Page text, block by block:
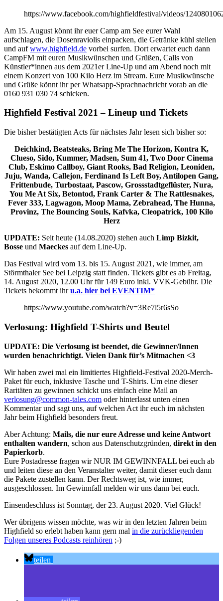
https://www.facebook.com/highfieldfestival/videos/
Am 15. August könnt ihr euer Camp am See eurer Wahl
aufschlagen, die Dosenraviolis einpacken, die Getränke kühl stellen
und aufwww.highfield.de vorbei surfen. Dort erwartet euch dann
CampFM mit euren Musikwünschen und Grüßen, Calls von
Künstler*innen aus dem 2021er Line-Up und am Abend noch mit
einem Konzert von 100 Kilo Herz im Stream. Eure Musikwünsche
und Grüße könnt ihr per Whatsapp-Sprachnachricht vorab an die
0160 931 030 74 schicken.
Highfield Festival 2021 – Lineup und Tickets
Die bisher bestätigten Acts für nächstes Jahr lesen sich bisher so:
Deichkind, Beatsteaks, Bring Me The Horizon, Kontra K,
Clueso, Sido, Kummer, Madsen, Sum 41, Two Door Cinema
Club, Eskimo Callboy, Giant Rooks, Bad Religion, Leoniden,
Juju, Wanda, Callejon, Ferdinand Is Left Boy, Antilopen Gang,
Frittenbude, Turbostaat, Pascow, Grossstadtgeflüster, Nura,
You Me At Six, Betontod, Frank Carter & The Rattlesnakes,
Fever 333, Lagwagon, Moop Mama, Zebrahead, The Hunna,
Provinz, The Bouncing Souls, Kafvka, Cleopatrick, 100 Kilo
Herz
UPDATE: Seit heute (14.08.2020) stehen auch Limp Bizkit,
Bosse und Maeckes auf dem Line-Up.
Das Festival wird vom 13. bis 15. August 2021, wie immer, am
Störmthaler See bei Leipzig statt finden. Tickets gibt es ab Freitag,
14. August 2020, 12.00 Uhr für 149 Euro inkl. VVK-Gebühr. Die
Tickets bekommt ihru.a. hier bei EVENTIM*
https://www.youtube.com/watch?v=3Re7l5r6sSo
Verlosung: Highfield T-Shirts und Beutel
UPDATE: Die Verlosung ist beendet, die Gewinner/Innen
wurden benachrichtigt. Vielen Dank für’s Mitmachen <3
Wir haben zwei mal ein limitiertes Highfield-Festival 2020-Merch-
Paket für euch, inklusive Tasche und T-Shirts. Um eine dieser
Raritäten zu gewinnen schickt uns einfach eine Mail an
verlosung@common-tales.com oder hinterlasst unten einen
Kommentar und sagt uns, auf welchen Act ihr euch im nächsten
Jahr beim Highfield besonders freut.
Aber Achtung: Mails, die nur eure Adresse und keine Antwort
enthalten wandern, schon aus Datenschutzgründen, direkt in den
Papierkorb.
Eure Postadresse fragen wir NUR IM GEWINNFALL bei euch ab
und leiten diese an den Veranstalter weiter, damit dieser euch dann
die Pakete zustellen kann. Der Rechtsweg ist, wie immer,
ausgeschlossen. Im Gewinnfall melden wir uns dann bei euch.
Einsendeschluss ist Sonntag, der 23. August 2020. Viel Glück!
Wer übrigens wissen möchte, was wir in den letzten Jahren beim
Highfield so erlebt haben kann gern mal in die zurückliegenden
Folgen unseres Podcasts reinhören ;-)
teilen